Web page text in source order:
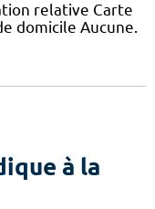
relative Carte
domicile Aucune.
à la